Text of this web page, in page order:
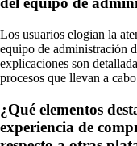
Los usuarios elogian la
equipo de administración
explicaciones son
procesos que llevan a
¿Qué elementos
experiencia de